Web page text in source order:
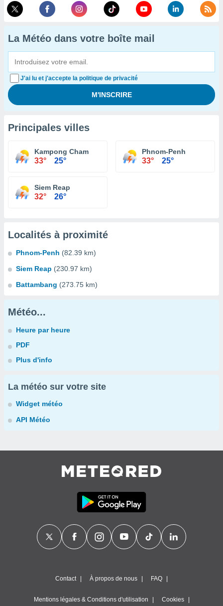
La Météo dans votre boîte mail
J'ai lu et j'accepte la politique de privacité
Principales villes
Kampong Cham
33° 25°
Phnom-Penh
33° 25°
Siem Reap
32° 26°
Localités à proximité
Phnom-Penh (82.39 km)
Siem Reap (230.97 km)
Battambang (273.75 km)
Météo...
Heure par heure
PDF
Plus d'info
La météo sur votre site
Widget météo
API Météo
Contact À propos de nous FAQ
Mentions légales & Conditions d'utilisation Cookies